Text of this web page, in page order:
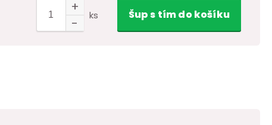
ks Šups tímdo košíku